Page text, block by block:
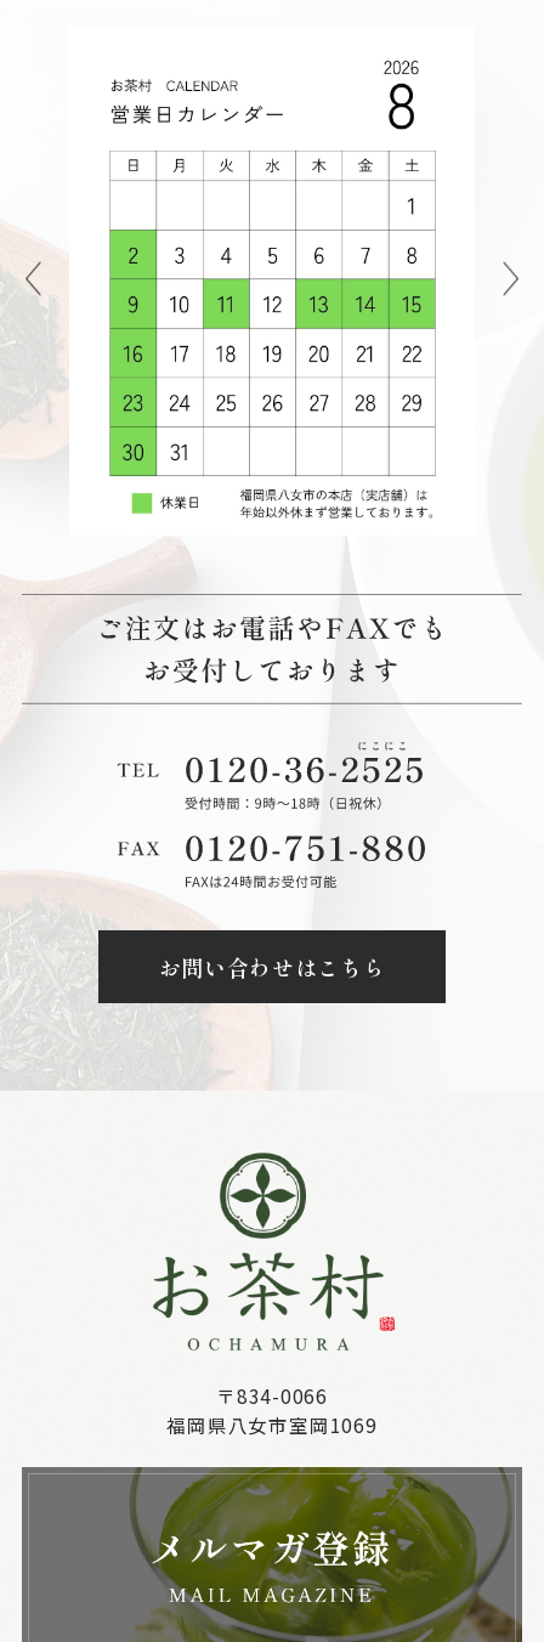
お問い合わせはこちら
〒834-0066
福岡県八女市室岡1069